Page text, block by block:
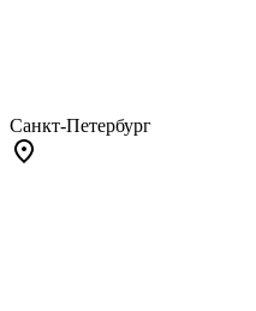
Санкт-Петербург